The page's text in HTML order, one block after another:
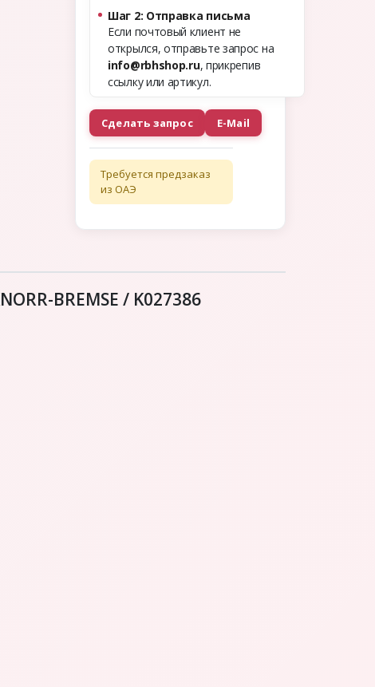
Шаг 2: Отправка письма
Если почтовый клиент не
открылся, отправьте запрос на
info@rbhshop.ru, прикрепив
ссылку или артикул.
Сделать запрос E-Mail
Требуется предзаказ
из ОАЭ
BREMSE / K027386